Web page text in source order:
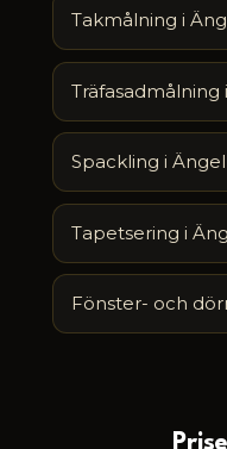
Takmålning i
Spackling i
Tapetsering i
Fönster- och